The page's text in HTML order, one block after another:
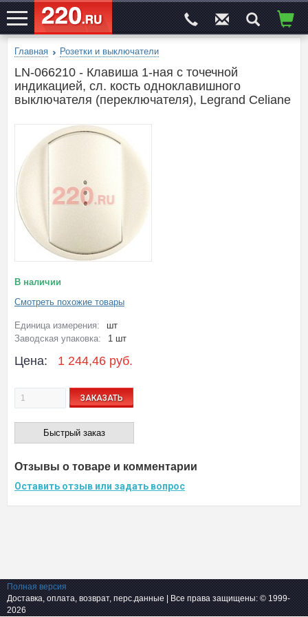
ЭЛЕКТРОСАЙТ№1
Главная Розетки и выключатели
LN-066210 - Клавиша 1-ная с точечной
индикацией, сл. кость одноклавишного
выключателя (переключателя), Legrand Celiane
В наличии
Смотреть похожие товары
Единица измерения:
шт
Заводская упаковка:
1 шт
Цена: 1 244,46 руб.
ЗАКАЗАТЬ
Быстрый заказ
Отзывы о товаре и комментарии
Оставить отзыв или задать вопрос
Полная версия
Доставка, оплата, возврат, перс.данные | Все права защищены: © 1999-
2026